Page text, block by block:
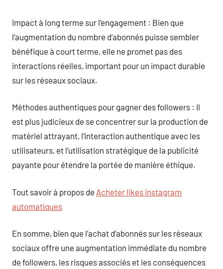
Impact à long terme sur l’engagement : Bien que
l’augmentation du nombre d’abonnés puisse sembler
bénéfique à court terme, elle ne promet pas des
interactions réelles, important pour un impact durable
sur les réseaux sociaux.
Méthodes authentiques pour gagner des followers : Il
est plus judicieux de se concentrer sur la production de
matériel attrayant, l’interaction authentique avec les
utilisateurs, et l’utilisation stratégique de la publicité
payante pour étendre la portée de manière éthique.
Tout savoir à propos de Acheter likes instagram
automatiques
En somme, bien que l’achat d’abonnés sur les réseaux
sociaux offre une augmentation immédiate du nombre
de followers, les risques associés et les conséquences